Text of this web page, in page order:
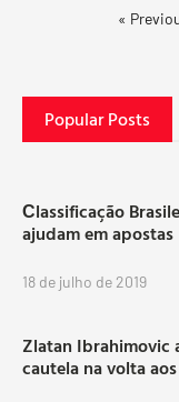
«
Popular Posts
Сlassificação
ajudam em apostas
18 de julho de 2019
Zlatan Ibrahimovic
cautela na volta